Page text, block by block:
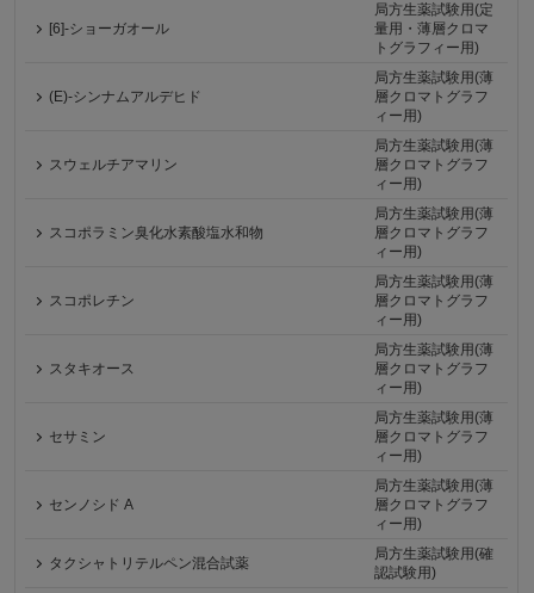
[6]-ショーガオール
局方生薬試験用(定
量用・薄層クロマ
トグラフィー用)
(E)-シンナムアルデヒド
局方生薬試験用(薄
層クロマトグラフ
ィー用)
スウェルチアマリン
局方生薬試験用(薄
層クロマトグラフ
ィー用)
スコポラミン臭化水素酸塩水和物
局方生薬試験用(薄
層クロマトグラフ
ィー用)
スコポレチン
局方生薬試験用(薄
層クロマトグラフ
ィー用)
スタキオース
局方生薬試験用(薄
層クロマトグラフ
ィー用)
セサミン
局方生薬試験用(薄
層クロマトグラフ
ィー用)
センノシド A
局方生薬試験用(薄
層クロマトグラフ
ィー用)
タクシャトリテルペン混合試薬
局方生薬試験用(確
認試験用)